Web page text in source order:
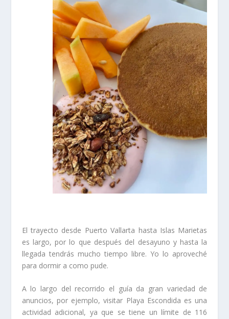
El trayecto desde Puerto Vallarta hasta Islas Marietas
es largo, por lo que después del desayuno y hasta la
llegada tendrás mucho tiempo libre. Yo lo aproveché
para dormir a como pude.
A lo largo del recorrido el guía da gran variedad de
anuncios, por ejemplo, visitar Playa Escondida es una
actividad adicional, ya que se tiene un límite de 116